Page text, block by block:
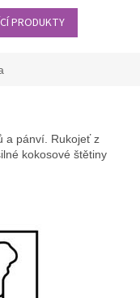
PRODUKTY
a pánví. Rukojeť z
kokosové štětiny